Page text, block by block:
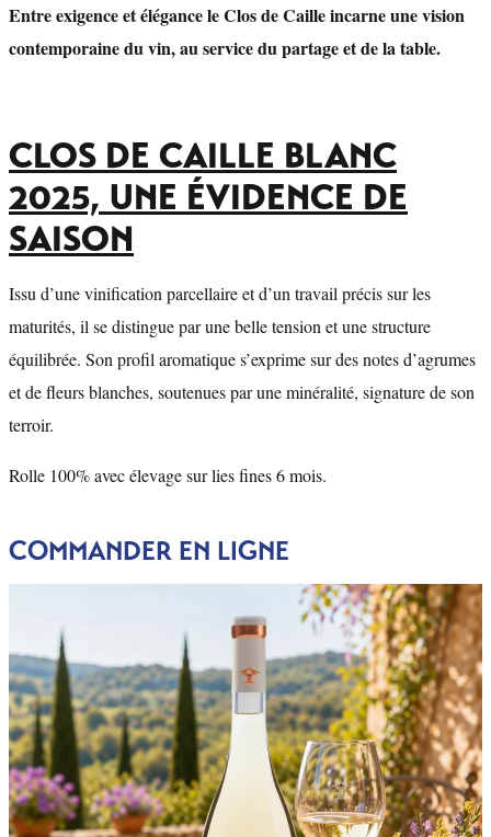
Entre exigence et élégance le Clos de Caille incarne une vision
contemporaine du vin, au service du partage et de la table.
CLOS DE CAILLE BLANC
2025, UNE ÉVIDENCE DE
SAISON
Issu d’une vinification parcellaire et d’un travail précis sur les
maturités, il se distingue par une belle tension et une structure
équilibrée. Son profil aromatique s’exprime sur des notes d’agrumes
et de fleurs blanches, soutenues par une minéralité, signature de son
terroir.
Rolle 100% avec élevage sur lies fines 6 mois.
COMMANDER EN LIGNE